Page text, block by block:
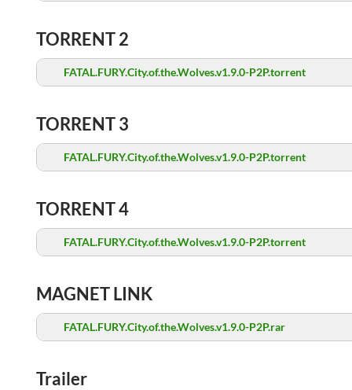
TORRENT 2
FATAL.FURY.City.of.the.Wolves.v1.9.0-P2P.torrent
TORRENT 3
FATAL.FURY.City.of.the.Wolves.v1.9.0-P2P.torrent
TORRENT 4
FATAL.FURY.City.of.the.Wolves.v1.9.0-P2P.torrent
MAGNET LINK
FATAL.FURY.City.of.the.Wolves.v1.9.0-P2P.rar
Trailer